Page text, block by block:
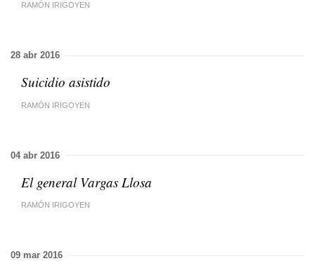
RAMÓN IRIGOYEN
28 abr 2016
Suicidio asistido
RAMÓN IRIGOYEN
04 abr 2016
El general Vargas Llosa
RAMÓN IRIGOYEN
09 mar 2016